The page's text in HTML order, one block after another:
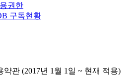
권한
구독현황
관 (2017년 1월 1일 ~ 현재 적용)